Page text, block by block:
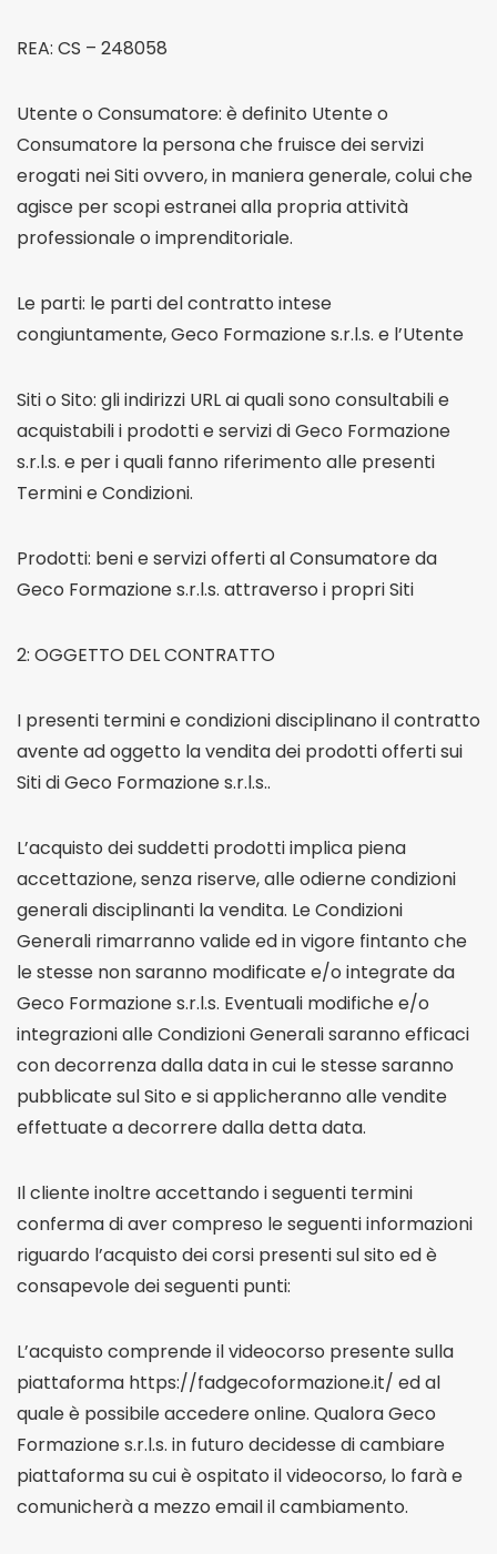
REA: CS – 248058
Utente o Consumatore: è definito Utente o
Consumatore la persona che fruisce dei servizi
erogati nei Siti ovvero, in maniera generale, colui che
agisce per scopi estranei alla propria attività
professionale o imprenditoriale.
Le parti: le parti del contratto intese
congiuntamente, Geco Formazione s.r.l.s. e l’Utente
Siti o Sito: gli indirizzi URL ai quali sono consultabili e
acquistabili i prodotti e servizi di Geco Formazione
s.r.l.s. e per i quali fanno riferimento alle presenti
Termini e Condizioni.
Prodotti: beni e servizi offerti al Consumatore da
Geco Formazione s.r.l.s. attraverso i propri Siti
2: OGGETTO DEL CONTRATTO
I presenti termini e condizioni disciplinano il contratto
avente ad oggetto la vendita dei prodotti offerti sui
Siti di Geco Formazione s.r.l.s..
L’acquisto dei suddetti prodotti implica piena
accettazione, senza riserve, alle odierne condizioni
generali disciplinanti la vendita. Le Condizioni
Generali rimarranno valide ed in vigore fintanto che
le stesse non saranno modificate e/o integrate da
Geco Formazione s.r.l.s. Eventuali modifiche e/o
integrazioni alle Condizioni Generali saranno efficaci
con decorrenza dalla data in cui le stesse saranno
pubblicate sul Sito e si applicheranno alle vendite
effettuate a decorrere dalla detta data.
Il cliente inoltre accettando i seguenti termini
conferma di aver compreso le seguenti informazioni
riguardo l’acquisto dei corsi presenti sul sito ed è
consapevole dei seguenti punti:
L’acquisto comprende il videocorso presente sulla
piattaforma https://fadgecoformazione.it/ ed al
quale è possibile accedere online. Qualora Geco
Formazione s.r.l.s. in futuro decidesse di cambiare
piattaforma su cui è ospitato il videocorso, lo farà e
comunicherà a mezzo email il cambiamento.